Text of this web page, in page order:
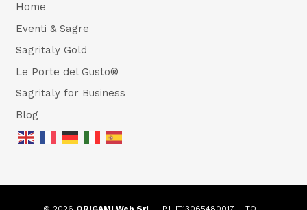
Home
Eventi & Sagre
Sagritaly Gold
Le Porte del Gusto®
Sagritaly for Business
Blog